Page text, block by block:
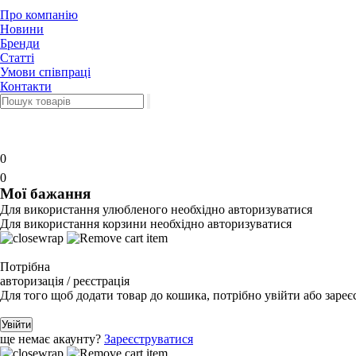
Про компанію
Новини
Бренди
Статті
Умови співпраці
Контакти
0
0
Мої бажання
Для використання улюбленого необхідно авторизуватися
Для використання корзини необхідно авторизуватися
Потрібна
авторизація / реєстрація
Для того щоб додати товар до кошика, потрібно увійти або
Увійти
ще немає акаунту? Зареєструватися